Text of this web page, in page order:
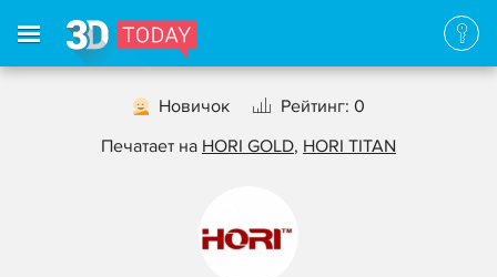
Новичок
Рейтинг: 0
Печатает на HORI GOLD, HORI TITAN